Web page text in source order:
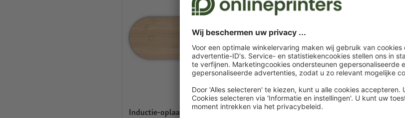
Inductie-oplaadstation Nassau Draadloze oplader Galway